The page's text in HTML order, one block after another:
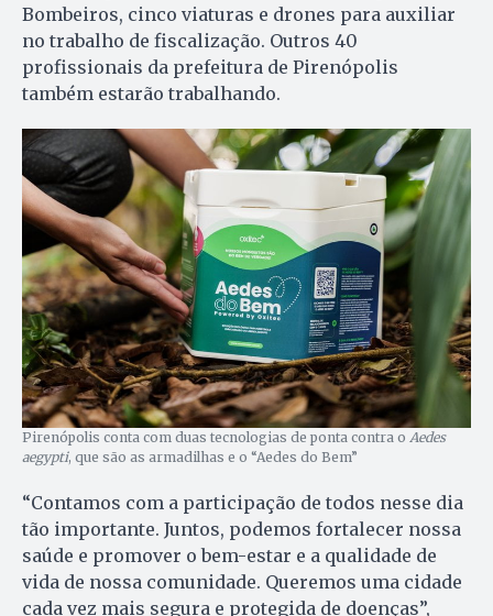
Bombeiros, cinco viaturas e drones para auxiliar
no trabalho de fiscalização. Outros 40
profissionais da prefeitura de Pirenópolis
também estarão trabalhando.
Pirenópolis conta com duas tecnologias de ponta contra o Aedes
aegypti, que são as armadilhas e o “Aedes do Bem”
“Contamos com a participação de todos nesse dia
tão importante. Juntos, podemos fortalecer nossa
saúde e promover o bem-estar e a qualidade de
vida de nossa comunidade. Queremos uma cidade
cada vez mais segura e protegida de doenças”,